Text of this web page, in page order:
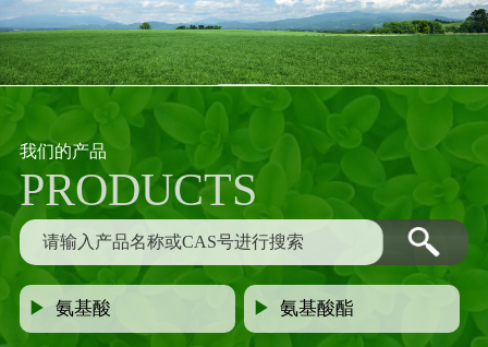
我们的产品
PRODUCTS
▶氨基酸 ▶氨基酸酯